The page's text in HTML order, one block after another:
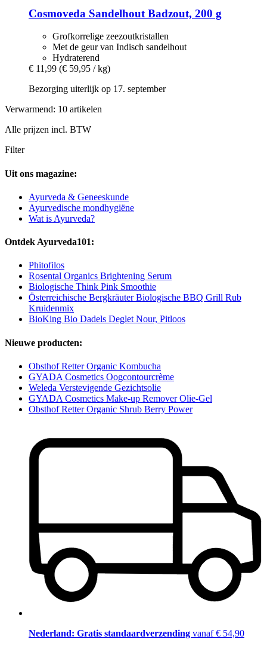
Cosmoveda Sandelhout Badzout, 200 g
Grofkorrelige zeezoutkristallen
Met de geur van Indisch sandelhout
Hydraterend
€ 11,99 (€ 59,95 / kg)
Bezorging uiterlijk op 17. september
Verwarmend: 10 artikelen
Alle prijzen incl. BTW
Filter
Uit ons magazine:
Ayurveda & Geneeskunde
Ayurvedische mondhygiëne
Wat is Ayurveda?
Ontdek Ayurveda101:
Phitofilos
Rosental Organics Brightening Serum
Biologische Think Pink Smoothie
Österreichische Bergkräuter Biologische BBQ Grill Rub
Kruidenmix
BioKing Bio Dadels Deglet Nour, Pitloos
Nieuwe producten:
Obsthof Retter Organic Kombucha
GYADA Cosmetics Oogcontourcrème
Weleda Verstevigende Gezichtsolie
GYADA Cosmetics Make-up Remover Olie-Gel
Obsthof Retter Organic Shrub Berry Power
Nederland: Gratis standaardverzending vanaf € 54,90